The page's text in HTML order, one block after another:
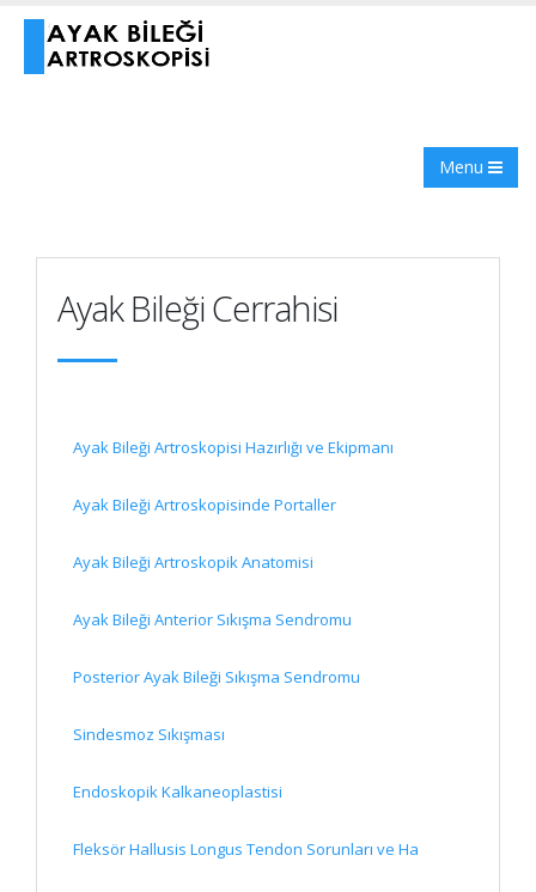
Menu
Ayak Bileği Cerrahisi
Ayak Bileği Artroskopisi Hazırlığı ve Ekipmanı
Ayak Bileği Artroskopisinde Portaller
Ayak Bileği Artroskopik Anatomisi
Ayak Bileği Anterior Sıkışma Sendromu
Posterior Ayak Bileği Sıkışma Sendromu
Sindesmoz Sıkışması
Endoskopik Kalkaneoplastisi
Fleksör Hallusis Longus Tendon Sorunları ve Ha